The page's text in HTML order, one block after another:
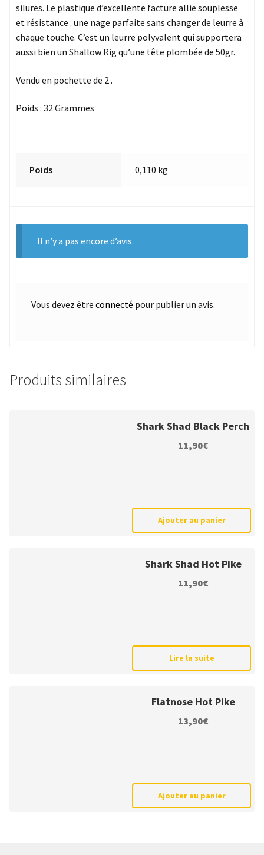
silures. Le plastique d’excellente facture allie souplesse
et résistance : une nage parfaite sans changer de leurre à
chaque touche. C’est un leurre polyvalent qui supportera
aussi bien un Shallow Rig qu’une tête plombée de 50gr.
Vendu en pochette de 2 .
Poids : 32 Grammes
Poids 0,110 kg
Il n’y a pas encore d’avis.
Vous devez être connecté pour publier un avis.
Produits similaires
Shark Shad Black Perch
11,90€
Ajouter au panier
Shark Shad Hot Pike
11,90€
Lire la suite
Flatnose Hot Pike
13,90€
Ajouter au panier